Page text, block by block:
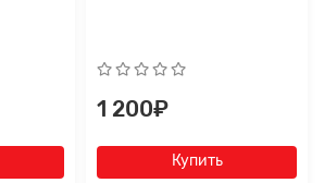
1 200₽
Купить